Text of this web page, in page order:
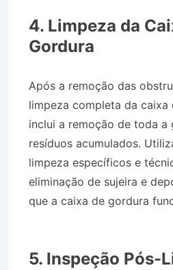
4. Limpeza da
Gordura
Após a remoção das
limpeza completa da caixa
inclui a remoção de toda a
resíduos acumulados.
limpeza específicos e
eliminação de sujeira e
que a caixa de gordura
5. Inspeção Pós-